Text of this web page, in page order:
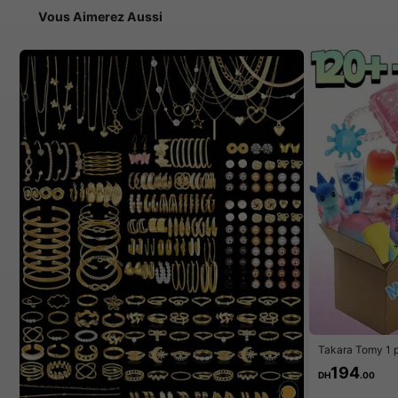
Vous Aimerez Aussi
Takara Tomy 1
éatoire pour
mous et
elle aux
DH194.00